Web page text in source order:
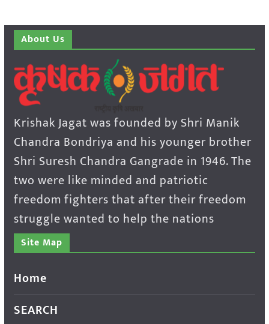
About Us
Krishak Jagat was founded by Shri Manik
Chandra Bondriya and his younger brother
Shri Suresh Chandra Gangrade in 1946. The
two were like minded and patriotic
freedom fighters that after their freedom
struggle wanted to help the nations
Site Map
Home
SEARCH